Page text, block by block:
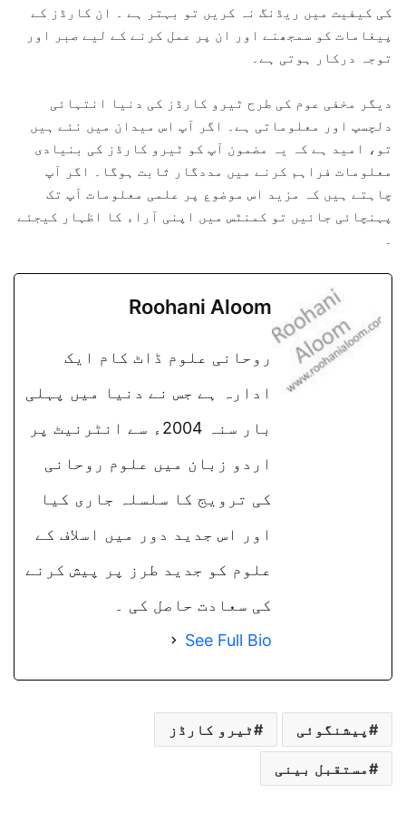
کی کیفیت میں ریڈنگ نہ کریں تو بہتر ہے ۔ ان کارڈز کے
پیغامات کو سمجھنے اور ان پر عمل کرنے کے لیے صبر اور
توجہ درکار ہوتی ہے۔
دیگر مخفی عوم کی طرح ٹیرو کارڈز کی دنیا انتہائی
دلچسپ اور معلوماتی ہے۔ اگر آپ اس میدان میں نئے ہیں
تو، امید ہے کہ یہ مضمون آپ کو ٹیرو کارڈز کی بنیادی
معلومات فراہم کرنے میں مددگار ثابت ہوگا۔ اگر آپ
چاہتے ہیں کہ مزید اس موضوع پر علمی معلومات آپ تک
پہنچائی جائیں تو کمنٹس میں اپنی آراء کا اظہار کیجئے
۔
Roohani Aloom
روحانی علوم ڈاٹ کام ایک
ادارہ ہے جس نے دنیا میں پہلی
بار سنہ 2004ء سے انٹرنیٹ پر
اردو زبان میں علوم روحانی
کی ترویج کا سلسلہ جاری کیا
اور اس جدید دور میں اسلاف کے
علوم کو جدید طرز پر پیش کرنے
کی سعادت حاصل کی ۔
See Full Bio
پیشنگوئی ٹیرو کارڈز
مستقبل بینی